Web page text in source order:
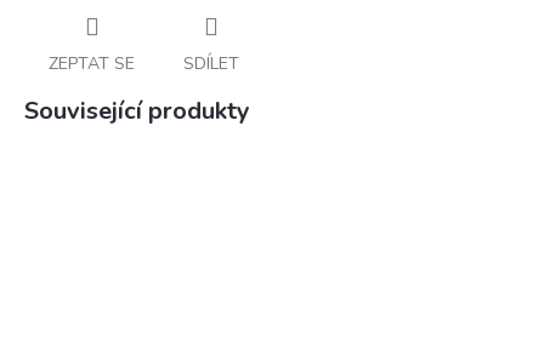
ZEPTAT SE SDÍLET
Související produkty